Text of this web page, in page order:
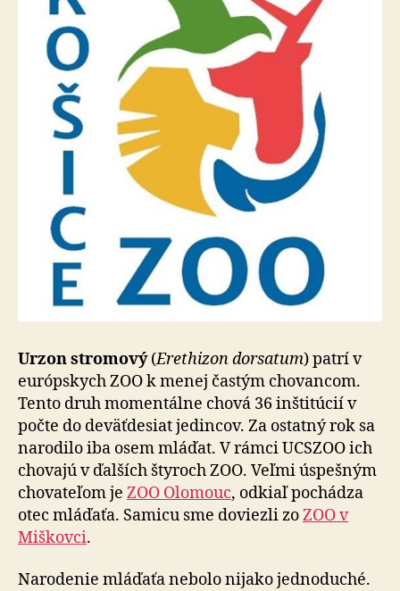
Urzon stromový(Erethizon dorsatum) patrí v
európskych ZOO k menej častým chovancom.
Tento druh momentálne chová 36 inštitúcií v
počte do deväťdesiat jedincov. Za ostatný rok sa
narodilo iba osem mláďat. V rámci UCSZOO ich
chovajú v ďalších štyroch ZOO. Veľmi úspešným
chovateľom je ZOO Olomouc, odkiaľ pochádza
otec mláďaťa. Samicu sme doviezli zoZOO v
Miškovci.
Narodenie mláďaťa nebolo nijako jednoduché.